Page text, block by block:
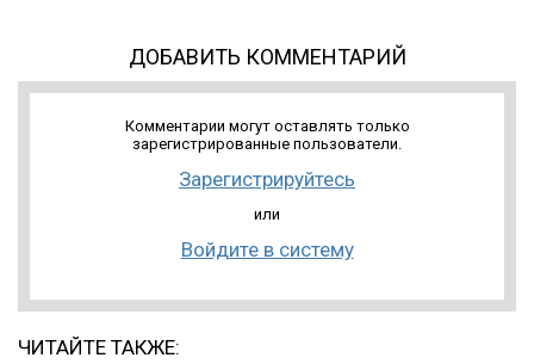
ДОБАВИТЬ КОММЕНТАРИЙ
Комментарии могут оставлять только
зарегистрированные пользователи.
Зарегистрируйтесь
или
Войдите в систему
ЧИТАЙТЕ ТАКЖЕ: